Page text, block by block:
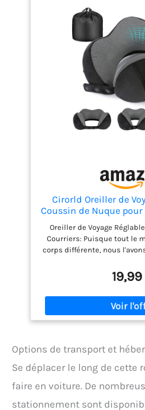
vous inquiétez pas des
cosmétiques. ✈【Parfaite
les pots et flacons sont
pour les voyages en avion.
d'affaires ou privés, les
randonnée, les pique-
en plein air, le sauna,la
【Récipients pour
Différentes tailles de
voyage,répond à une large
beauté et d'articles de
voyages courts,
Cirorld Oreiller de
Coussin de Nuque pour
Voyage en Mousse à
pour Adultes, Oreiller
Compact, Coussin de
Oreiller de Voyage
Courriers: Puisque tout le
corps différente, nous
d'avion à l'aide de boutons
l'oreiller de s'adapter à votre
votre tête et votre
position dans laquelle
sommeil plus confortable.
facilement le ranger dans le
et le mettre dans votre sac
suffit de le saisir et de
allez. Mousse à Mémoire de
de forme de haute qualité,
Options de transport et
Se déplacer le long de cette
faire en voiture. De
stationnement sont